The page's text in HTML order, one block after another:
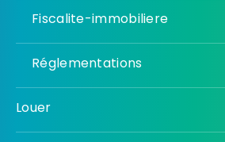
Fiscalite-immobiliere
Réglementations
Louer